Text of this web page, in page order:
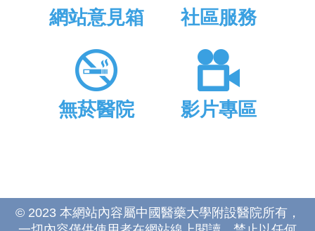
網站意見箱 社區服務
無菸醫院 影片專區
© 2023 本網站內容屬中國醫藥大學附設醫院所有，